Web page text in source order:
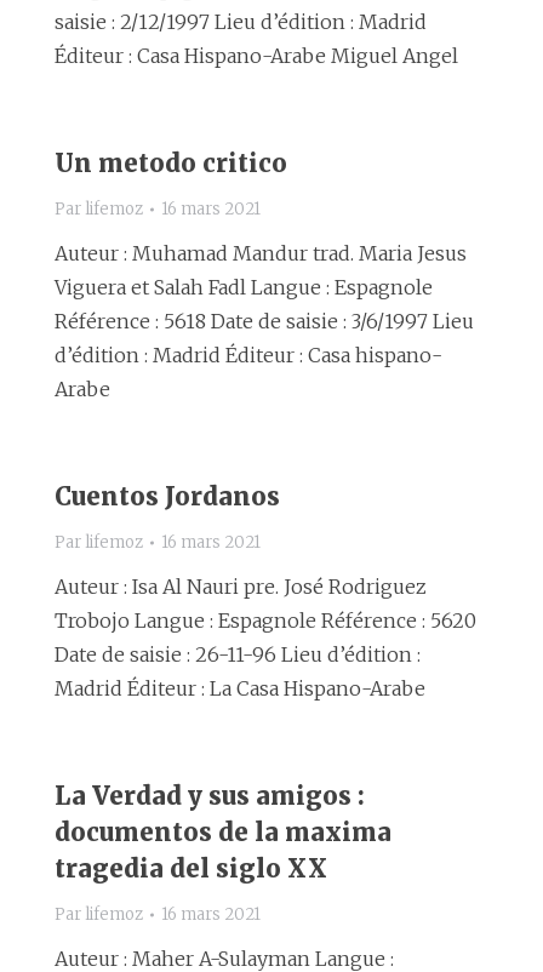
saisie : 2/12/1997 Lieu d’édition : Madrid
Éditeur : Casa Hispano-Arabe Miguel Angel
Un metodo critico
Par lifemoz 16 mars 2021
Auteur : Muhamad Mandur trad. Maria Jesus
Viguera et Salah Fadl Langue : Espagnole
Référence : 5618 Date de saisie : 3/6/1997 Lieu
d’édition : Madrid Éditeur : Casa hispano-
Arabe
Cuentos Jordanos
Par lifemoz 16 mars 2021
Auteur : Isa Al Nauri pre. José Rodriguez
Trobojo Langue : Espagnole Référence : 5620
Date de saisie : 26-11-96 Lieu d’édition :
Madrid Éditeur : La Casa Hispano-Arabe
La Verdad y sus amigos :
documentos de la maxima
tragedia del siglo XX
Par lifemoz 16 mars 2021
Auteur : Maher A-Sulayman Langue :